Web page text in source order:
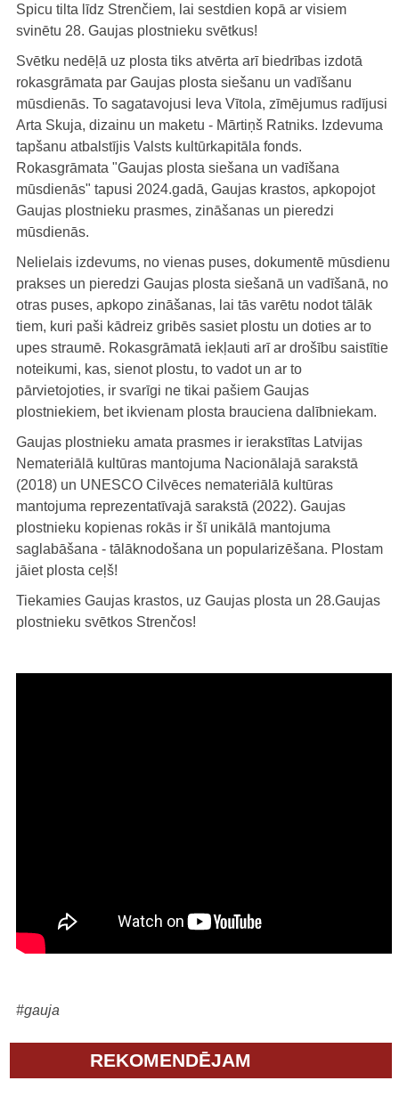
Spicu tilta līdz Strenčiem, lai sestdien kopā ar visiem
svinētu 28. Gaujas plostnieku svētkus!
Svētku nedēļā uz plosta tiks atvērta arī biedrības izdotā
rokasgrāmata par Gaujas plosta siešanu un vadīšanu
mūsdienās. To sagatavojusi Ieva Vītola, zīmējumus radījusi
Arta Skuja, dizainu un maketu - Mārtiņš Ratniks. Izdevuma
tapšanu atbalstījis Valsts kultūrkapitāla fonds.
Rokasgrāmata "Gaujas plosta siešana un vadīšana
mūsdienās" tapusi 2024.gadā, Gaujas krastos, apkopojot
Gaujas plostnieku prasmes, zināšanas un pieredzi
mūsdienās.
Nelielais izdevums, no vienas puses, dokumentē mūsdienu
prakses un pieredzi Gaujas plosta siešanā un vadīšanā, no
otras puses, apkopo zināšanas, lai tās varētu nodot tālāk
tiem, kuri paši kādreiz gribēs sasiet plostu un doties ar to
upes straumē. Rokasgrāmatā iekļauti arī ar drošību saistītie
noteikumi, kas, sienot plostu, to vadot un ar to
pārvietojoties, ir svarīgi ne tikai pašiem Gaujas
plostniekiem, bet ikvienam plosta brauciena dalībniekam.
Gaujas plostnieku amata prasmes ir ierakstītas Latvijas
Nemateriālā kultūras mantojuma Nacionālajā sarakstā
(2018) un UNESCO Cilvēces nemateriālā kultūras
mantojuma reprezentatīvajā sarakstā (2022). Gaujas
plostnieku kopienas rokās ir šī unikālā mantojuma
saglabāšana - tālāknodošana un popularizēšana. Plostam
jāiet plosta ceļš!
Tiekamies Gaujas krastos, uz Gaujas plosta un 28.Gaujas
plostnieku svētkos Strenčos!
#gauja
REKOMENDĒJAM